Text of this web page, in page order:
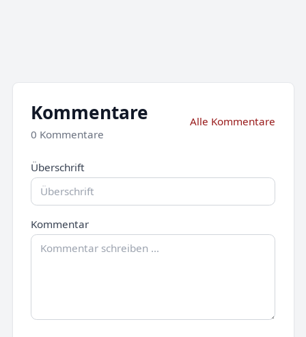
Kommentare
0 Kommentare
Alle Kommentare
Überschrift
Kommentar